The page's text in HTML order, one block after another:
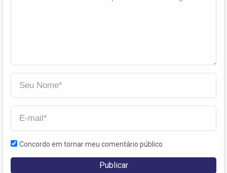
Concordo em tornar meu comentário público